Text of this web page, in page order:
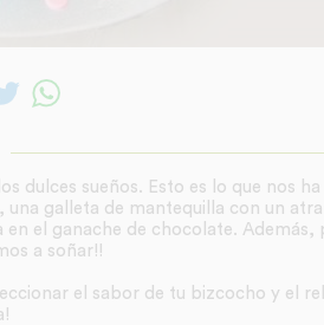
dulces sueños. Esto es lo que nos
galleta de mantequilla con un
el ganache de chocolate.
a soñar!!
el sabor de tu bizcocho y el